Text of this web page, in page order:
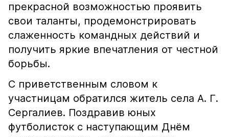
прекрасной возможностью проявить
свои таланты, продемонстрировать
слаженность командных действий и
получить яркие впечатления от честной
борьбы.
С приветственным словом к
участницам обратился житель села А. Г.
Сергалиев. Поздравив юных
футболисток с наступающим Днём